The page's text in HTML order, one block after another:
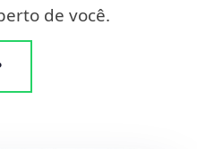
de você.